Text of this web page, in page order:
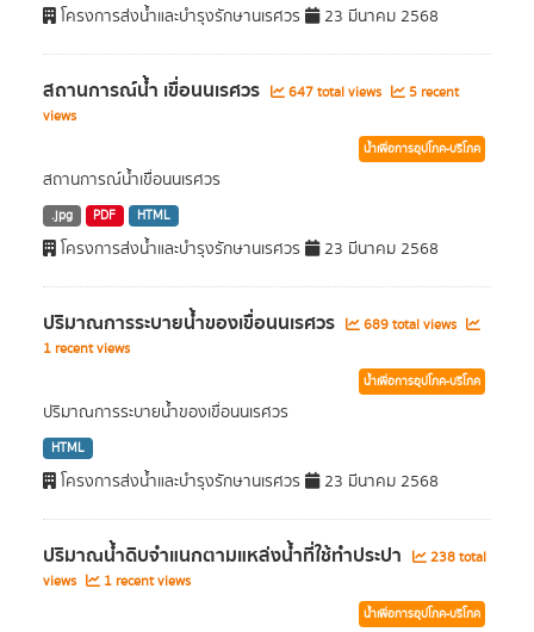
โครงการส่งน้ำและบำรุงรักษานเรศวร 23 มีนาคม 2568
สถานการณ์น้ำ เขื่อนนเรศวร 647 total views
5 recent
views
น้ำเพื่อการอุปโภค-บริโภค
สถานการณ์น้ำเขื่อนนเรศวร
.jpg PDF HTML
โครงการส่งน้ำและบำรุงรักษานเรศวร 23 มีนาคม 2568
ปริมาณการระบายน้ำของเขื่อนนเรศวร
689 total views
1 recent views
น้ำเพื่อการอุปโภค-บริโภค
ปริมาณการระบายน้ำของเขื่อนนเรศวร
HTML
โครงการส่งน้ำและบำรุงรักษานเรศวร 23 มีนาคม 2568
ปริมาณน้ำดิบจำแนกตามแหล่งน้ำที่ใช้ทำประปา
238 total
views
1 recent views
น้ำเพื่อการอุปโภค-บริโภค